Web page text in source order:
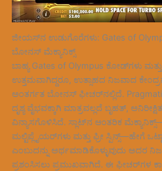
ಜೀಯಸ್‌ನ ಉಡುಗೊರೆಗಳು: Gates of
ಬೋನಸ್ ಮೆಕ್ಯಾನಿಕ್ಸ್
ಬಾಹ್ಯ Gates of Olympus ಕೋಡ್‌ಗಳು
ಉತ್ತಮವಾಗಿದ್ದರೂ, ಉತ್ಸಾಹದ ನಿಜವಾದ
ಅಂತರ್ಗತ ಬೋನಸ್ ಫೀಚರ್‌ನಲ್ಲಿದೆ.
ದೃಶ್ಯ ವೈಭವಕ್ಕಾಗಿ ಮಾತ್ರವಲ್ಲದೆ ಬೃಹತ್,
ವಿನ್ಯಾಸಗೊಳಿಸಿದೆ. ಸ್ಲಾಟ್‌ನ ಆಂತರಿಕ
ಮಲ್ಟಿಪ್ಲೈಯರ್‌ಗಳು ಮತ್ತು ಫ್ರೀ ಸ್ಪಿನ್ಸ್—ಹೇಗೆ
ಎಂಬುದನ್ನು ಅರ್ಥಮಾಡಿಕೊಳ್ಳುವುದು ಅದರ
ಪ್ರಶಂಸಿಸಲು ಪ್ರಮುಖವಾಗಿದೆ. ಈ ಫೀಚರ್‌ಗಳ